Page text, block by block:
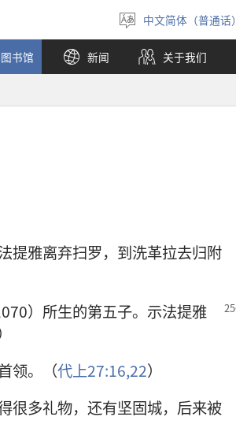
选
择
语
言
中文简体（普通话）
书馆 新闻 关于我们
提雅离弃扫罗，到洗革拉去归附
）所生的第五子。示法提雅
领。（代上27:16,22）
很多礼物，还有坚固城，后来被